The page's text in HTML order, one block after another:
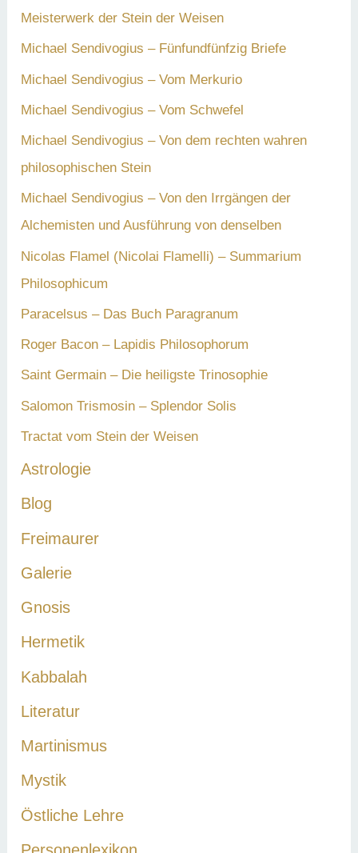
Meisterwerk der Stein der Weisen
Michael Sendivogius – Fünfundfünfzig Briefe
Michael Sendivogius – Vom Merkurio
Michael Sendivogius – Vom Schwefel
Michael Sendivogius – Von dem rechten wahren
philosophischen Stein
Michael Sendivogius – Von den Irrgängen der
Alchemisten und Ausführung von denselben
Nicolas Flamel (Nicolai Flamelli) – Summarium
Philosophicum
Paracelsus – Das Buch Paragranum
Roger Bacon – Lapidis Philosophorum
Saint Germain – Die heiligste Trinosophie
Salomon Trismosin – Splendor Solis
Tractat vom Stein der Weisen
Astrologie
Blog
Freimaurer
Galerie
Gnosis
Hermetik
Kabbalah
Literatur
Martinismus
Mystik
Östliche Lehre